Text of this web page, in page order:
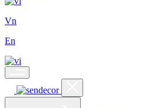
Vn
En